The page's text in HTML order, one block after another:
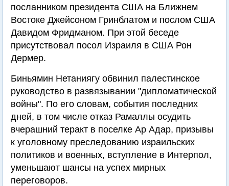
посланником президента США на Ближнем
Востоке Джейсоном Гринблатом и послом США
Давидом Фридманом. При этой беседе
присутствовал посол Израиля в США Рон
Дермер.
Биньямин Нетаниягу обвинил палестинское
руководство в развязывании "дипломатической
войны". По его словам, события последних
дней, в том числе отказ Рамаллы осудить
вчерашний теракт в поселке Ар Адар, призывы
к уголовному преследованию израильских
политиков и военных, вступление в Интерпол,
уменьшают шансы на успех мирных
переговоров.